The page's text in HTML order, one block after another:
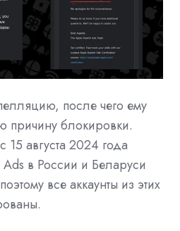
после чего ему
блокировки.
августа 2024 года
в России и Беларуси
все аккаунты из этих